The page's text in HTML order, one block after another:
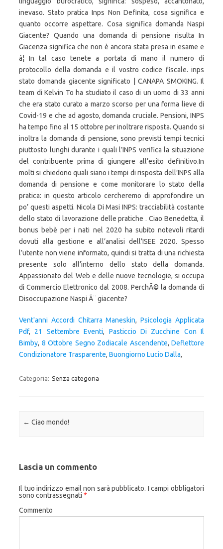
inevaso. Stato pratica Inps Non Definita, cosa significa e
quanto occorre aspettare. Cosa significa domanda Naspi
Giacente? Quando una domanda di pensione risulta In
Giacenza significa che non è ancora stata presa in esame e
â¦ In tal caso tenete a portata di mano il numero di
protocollo della domanda e il vostro codice fiscale. inps
stato domanda giacente significato | CANAPA SMOKING. Il
team di Kelvin To ha studiato il caso di un uomo di 33 anni
che era stato curato a marzo scorso per una forma lieve di
Covid-19 e che ad agosto, domanda cruciale. Pensioni, INPS
ha tempo fino al 15 ottobre per inoltrare risposta. Quando si
inoltra la domanda di pensione, sono previsti tempi tecnici
piuttosto lunghi durante i quali l’INPS verifica la situazione
del contribuente prima di giungere all’esito definitivo.In
molti si chiedono quali siano i tempi di risposta dell’INPS alla
domanda di pensione e come monitorare lo stato della
pratica: in questo articolo cercheremo di approfondire un
po’ questi aspetti. Nicola Di Masi INPS: tracciabilità costante
dello stato di lavorazione delle pratiche . Ciao Benedetta, il
bonus bebè per i nati nel 2020 ha subito notevoli ritardi
dovuti alla gestione e all’analisi dell’ISEE 2020. Spesso
l’utente non viene informato, quindi si tratta di una richiesta
presente solo all’interno dello stato della domanda.
Appassionato del Web e delle nuove tecnologie, si occupa
di Commercio Elettronico dal 2008. PerchÃ© la domanda di
Disoccupazione Naspi Ã¨ giacente?
Vent'anni Accordi Chitarra Maneskin,Psicologia Applicata
Pdf, 21 Settembre Eventi, Pasticcio Di Zucchine Con Il
Bimby, 8 Ottobre Segno Zodiacale Ascendente, Deflettore
Condizionatore Trasparente, Buongiorno Lucio Dalla,
Categoria: Senza categoria
Navigazione articolo
← Ciao mondo!
Lascia un commento
Il tuo indirizzo email non sarà pubblicato. I campi obbligatori
sono contrassegnati *
Commento